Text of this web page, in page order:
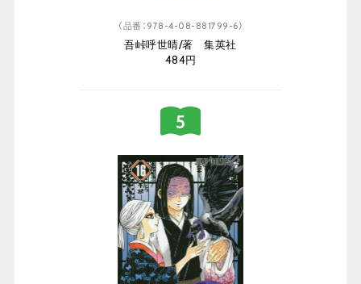
（品番：978-4-08-881799-6）
吾峠呼世晴/著 集英社
484円